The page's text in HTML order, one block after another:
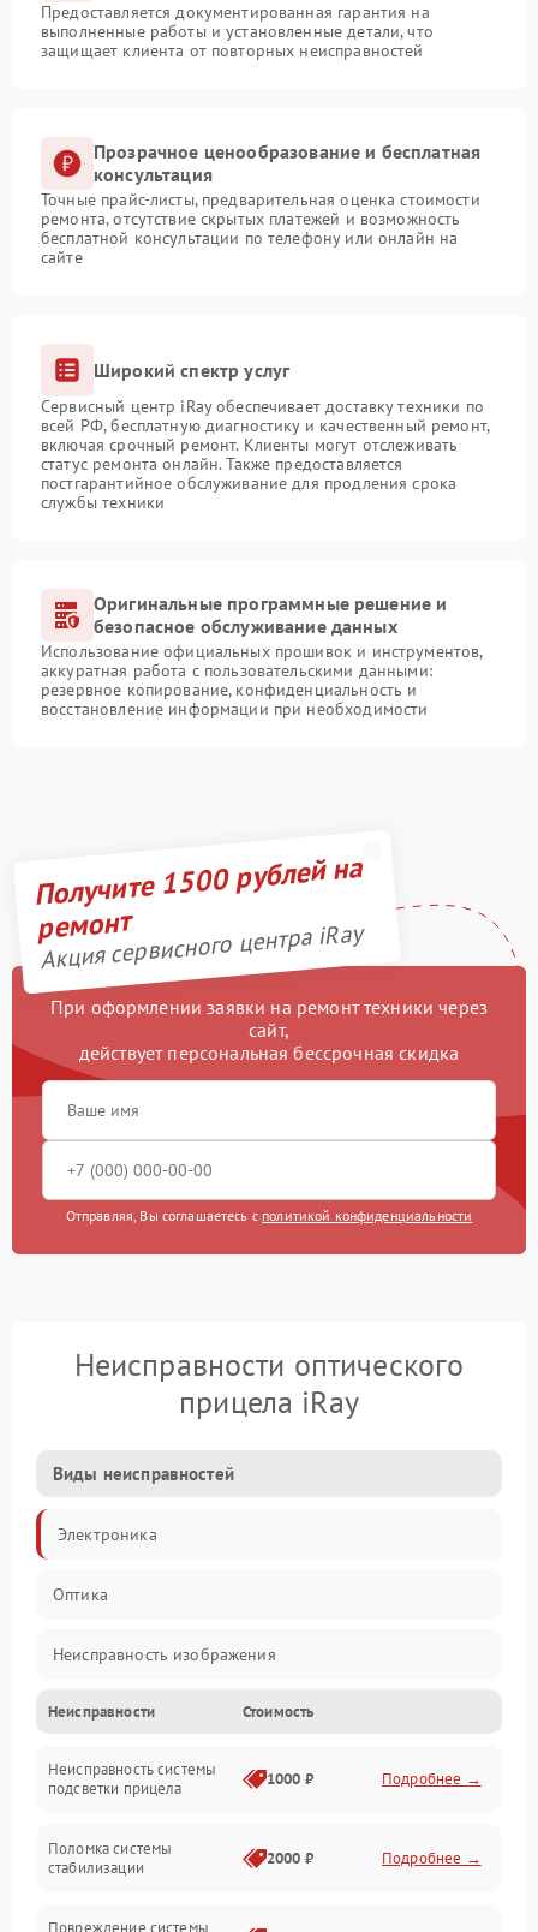
Предоставляется документированная гарантия на
выполненные работы и установленные детали, что
защищает клиента от повторных неисправностей
Прозрачное ценообразование и бесплатная
консультация
Точные прайс-листы, предварительная оценка стоимости
ремонта, отсутствие скрытых платежей и возможность
бесплатной консультации по телефону или онлайн на
сайте
Широкий спектр услуг
Сервисный центр iRay обеспечивает доставку техники по
всей РФ, бесплатную диагностику и качественный ремонт,
включая срочный ремонт. Клиенты могут отслеживать
статус ремонта онлайн. Также предоставляется
постгарантийное обслуживание для продления срока
службы техники
Оригинальные программные решение и
безопасное обслуживание данных
Использование официальных прошивок и инструментов,
аккуратная работа с пользовательскими данными:
резервное копирование, конфиденциальность и
восстановление информации при необходимости
Получите 1500 рублей на
ремонт
Акция сервисного центра iRay
При оформлении заявки на ремонт техники через
сайт,
действует персональная бессрочная скидка
Отправляя, Вы соглашаетесь с политикой конфиденциальности
Неисправности оптического
прицела iRay
Виды неисправностей
Электроника
Оптика
Неисправность изображения
Механические повреждения
Неисправность фокусировки и оптики
Неисправности Стоимость
Неисправность системы
подсветки прицела
1000 ₽ Подробнее →
Поломка системы
стабилизации
2000 ₽ Подробнее →
Повреждение системы